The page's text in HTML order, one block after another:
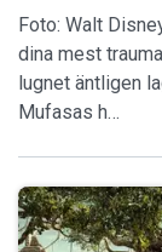
Foto: Walt
dina mest
lugnet äntligen
Mufasas h…